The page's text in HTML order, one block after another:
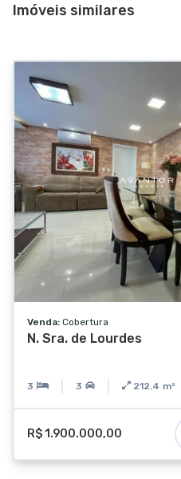
Estacionamento
Internet
Imóveis similares
Venda: Cobertura
N. Sra. de Lourdes
3 3 212.4 m²
R$ 1.900.000,00